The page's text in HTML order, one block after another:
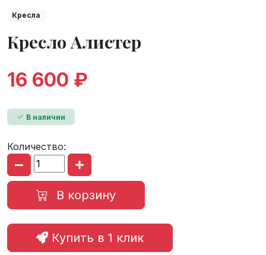
Кресла
Кресло Алистер
16 600 ₽
В наличии
Количество:
В корзину
Купить в 1 клик